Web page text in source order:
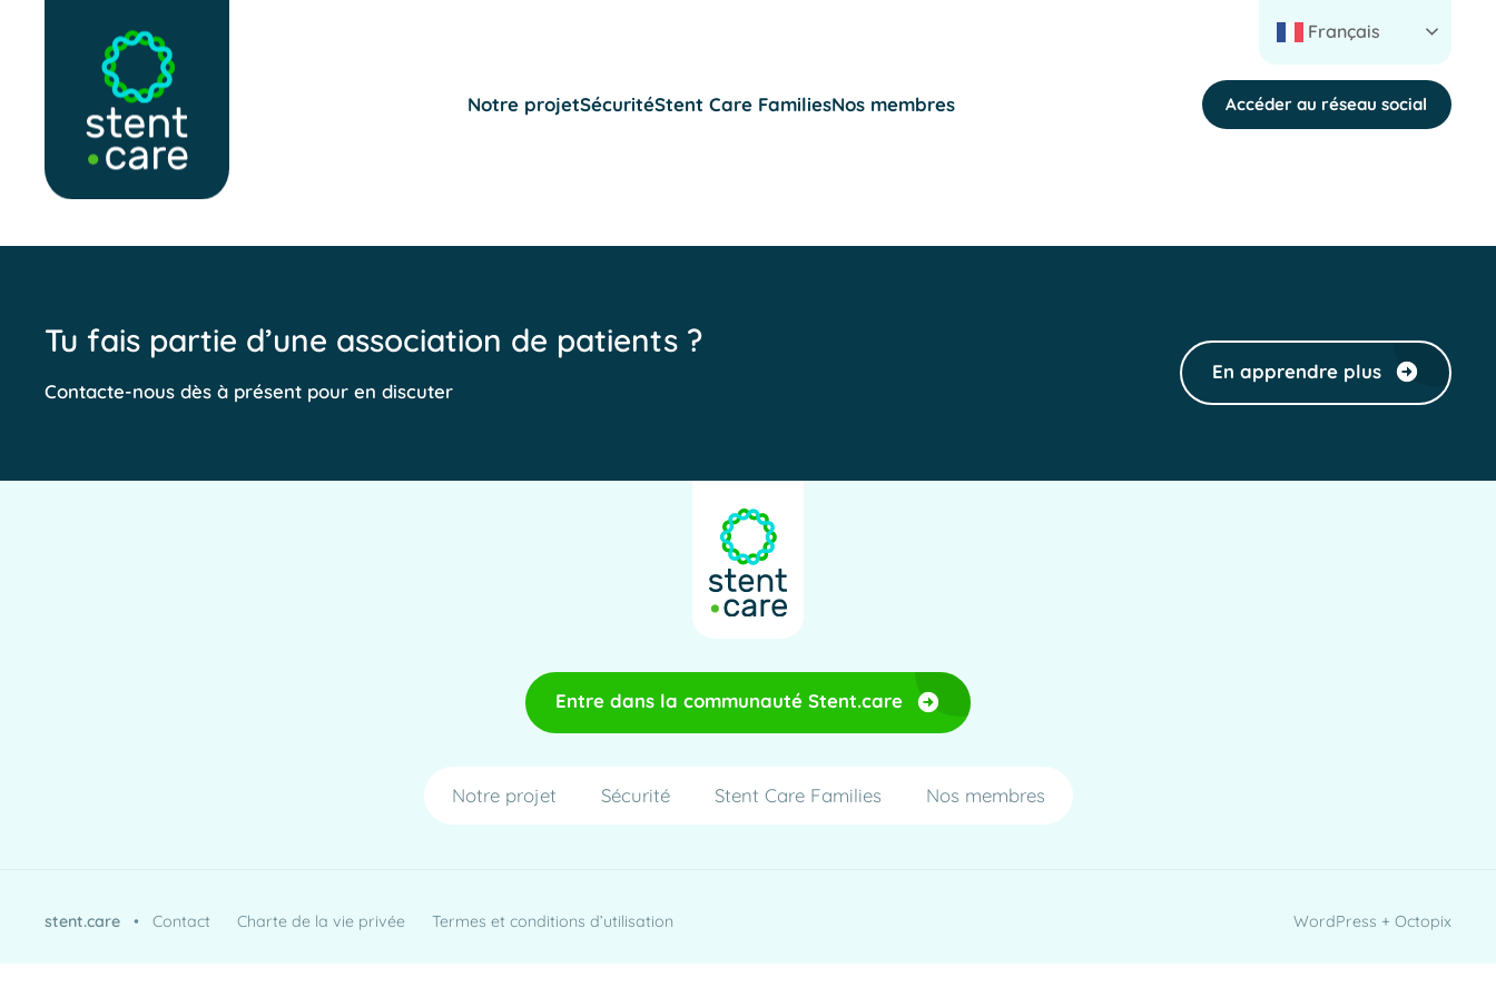
Français
Notre projetSécuritéStent Care FamiliesNos membres Accéder au réseau social
Tu fais partie d’une association de patients ?
Contacte-nous dès à présent pour en discuter
En apprendre plus
Entre dans la communauté Stent.care
Notre projet Sécurité Stent Care Families Nos membres
stent.care •Contact Charte de la vie privée Termes et conditions d’utilisation WordPress + Octopix